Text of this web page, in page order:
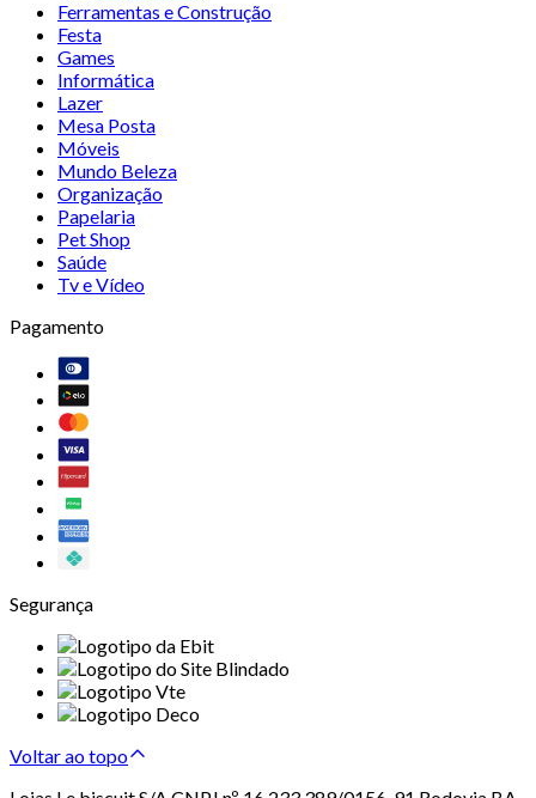
Ferramentas e Construção
Festa
Games
Informática
Lazer
Mesa Posta
Móveis
Mundo Beleza
Organização
Papelaria
Pet Shop
Saúde
Tv e Vídeo
Pagamento
Segurança
Voltar ao topo